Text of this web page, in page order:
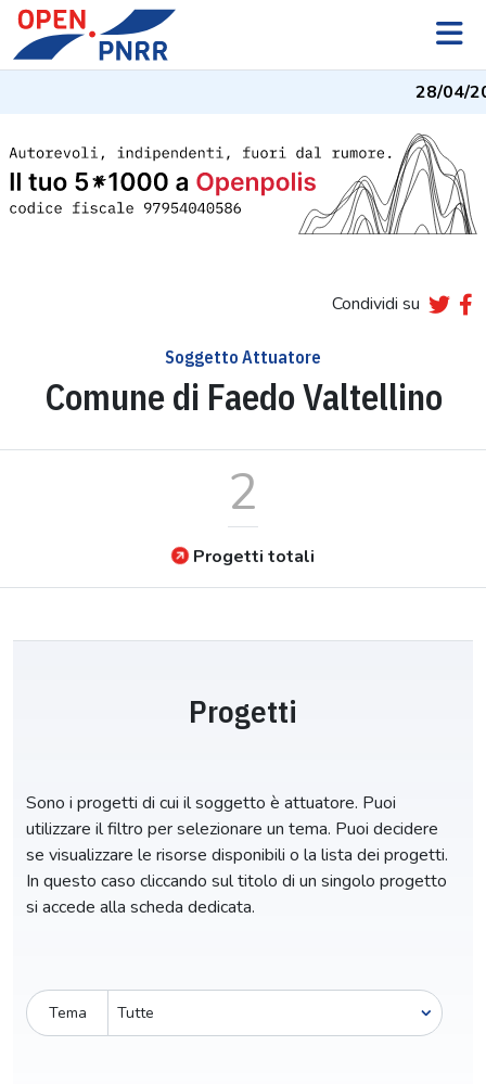
28/04/
Condividi su
Soggetto Attuatore
Comune di Faedo Valtellino
2
Progetti totali
Progetti
Sono i progetti di cui il soggetto è attuatore. Puoi
utilizzare il filtro per selezionare un tema. Puoi decidere
se visualizzare le risorse disponibili o la lista dei progetti.
In questo caso cliccando sul titolo di un singolo progetto
si accede alla scheda dedicata.
Tema